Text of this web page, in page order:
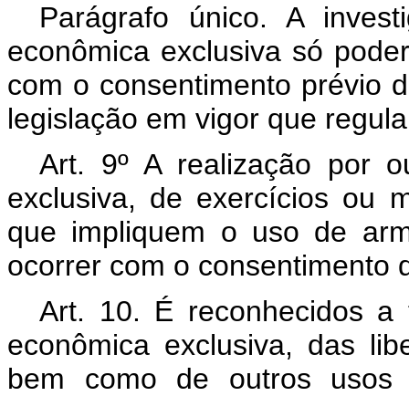
Parágrafo único. A
econômica exclusiva só
com o consentimento prévio
legislação em vigor que
Art. 9º A realização por
exclusiva, de exercícios ou
que impliquem o uso de
ocorrer com o consentimento
Art. 10. É reconhecidos
econômica exclusiva, das
bem como de outros usos